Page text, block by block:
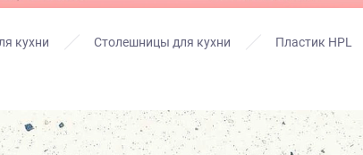
кухни Столешницы для кухни Пластик HPL